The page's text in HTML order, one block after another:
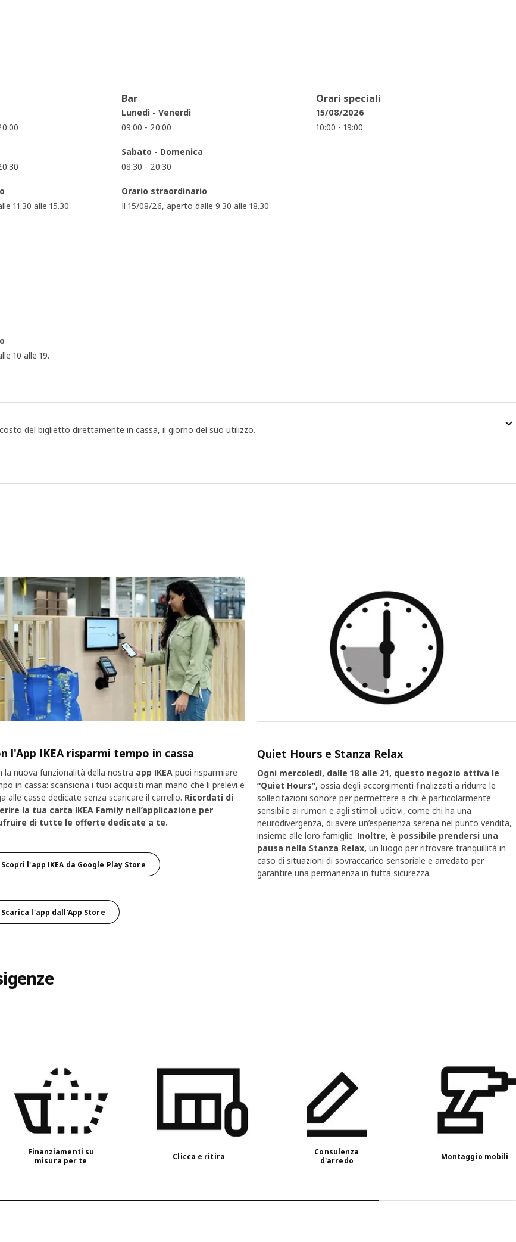
11.30 alle 15.30.
10 alle 19.
Bar
Lunedì - Venerdì
09:00 - 20:00
Sabato - Domenica
08:30 - 20:30
Orario straordinario
Il 15/08/26, aperto dalle 9.30 alle 18.30
Orari speciali
15/08/2026
10:00 - 19:00
del biglietto direttamente in cassa, il giorno del suo utilizzo.
l'App IKEA risparmi tempo in cassa
la nuova funzionalità della nostra app IKEApuoi risparmiare
in cassa: scansiona i tuoi acquisti man mano che li prelevi e
alle casse dedicate senza scaricare il carrello. Ricordati di
la tua carta IKEA Family nell’applicazione per
di tutte le offerte dedicate a te.
Scopri l'app IKEA da Google Play Store
Scarica l'app dall'App Store
Quiet Hours e Stanza Relax
Ogni mercoledì, dalle 18 alle 21, questo negozio attiva le
“Quiet Hours”, ossia degli accorgimenti finalizzati a ridurre le
sollecitazioni sonore per permettere a chi è particolarmente
sensibile ai rumori e agli stimoli uditivi, come chi ha una
neurodivergenza, di avere un’esperienza serena nel punto vendita,
insieme alle loro famiglie. Inoltre, è possibile prendersi una
pausa nella Stanza Relax, un luogo per ritrovare tranquillità in
caso di situazioni di sovraccarico sensoriale e arredato per
garantire una permanenza in tutta sicurezza.
Finanziamenti su
misura per te
Clicca e ritira
Consulenza
d'arredo
Montaggio mobili